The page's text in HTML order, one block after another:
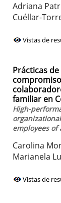
Adriana
Cuéllar-
Vistas de
Prácticas
familiar en
High-
employees
Carolina
Marianela
Vistas de